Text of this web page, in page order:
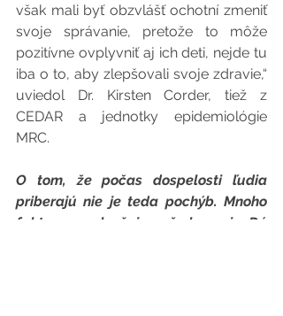
však mali byť obzvlášť ochotní zmeniť
svoje správanie, pretože to môže
pozitívne ovplyvniť aj ich deti, nejde tu
iba o to, aby zlepšovali svoje zdravie,“
uviedol Dr. Kirsten Corder, tiež z
CEDAR a jednotky epidemiológie
MRC.
O tom, že počas dospelosti ľudia
priberajú nie je teda pochýb. Mnoho
faktorov ovplyvňuje naše konanie. Dá